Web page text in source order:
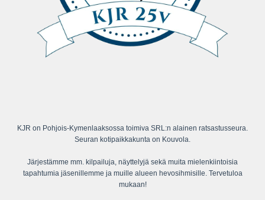
KJR on Pohjois-Kymenlaaksossa toimiva SRL:n alainen ratsastusseura.
Seuran kotipaikkakunta on Kouvola.
Järjestämme mm. kilpailuja, näyttelyjä sekä muita mielenkiintoisia
tapahtumia jäsenillemme ja muille alueen hevosihmisille. Tervetuloa
mukaan!